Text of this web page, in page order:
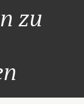
zu